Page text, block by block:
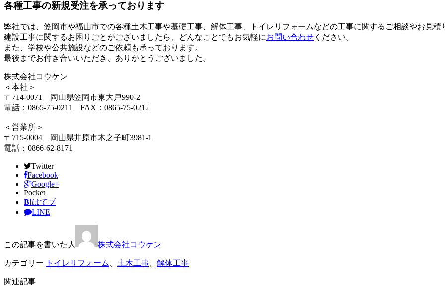
各種工事の新規受注を承っております
弊社では、笠岡市や福山市での各種土木工事や基礎工事、解体工事、トイレリフォームなどの工事に関するご相談やお見積
建設工事に関するお困りごとがございましたら、どんなことでもお気軽にお問い合わせ ください。
また、学校や公共施設などのご依頼も承っております。
最後までお付き合いいただき、ありがとうございました。
株式会社コウケン
＜本社＞
〒714-0071 岡山県笠岡市東大戸990-2
電話：0865-75-0211 FAX：0865-75-0212
＜営業所＞
〒715-0004 岡山県井原市木之子町3981-1
電話：0866-62-8171
Twitter
Facebook
Google+
Pocket
B!はてブ
LINE
この記事を書いた人 株式会社コウケン
カテゴリー トイレリフォーム 土木工事 解体工事
関連記事